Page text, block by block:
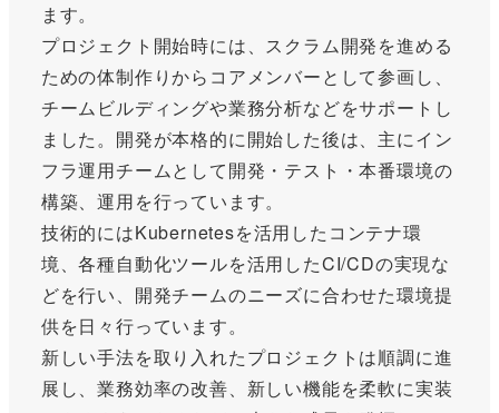
ます。
プロジェクト開始時には、スクラム開発を進める
ための体制作りからコアメンバーとして参画し、
チームビルディングや業務分析などをサポートし
ました。開発が本格的に開始した後は、主にイン
フラ運用チームとして開発・テスト・本番環境の
構築、運用を行っています。
技術的にはKubernetesを活用したコンテナ環
境、各種自動化ツールを活用したCI/CDの実現な
どを行い、開発チームのニーズに合わせた環境提
供を日々行っています。
新しい手法を取り入れたプロジェクトは順調に進
展し、業務効率の改善、新しい機能を柔軟に実装